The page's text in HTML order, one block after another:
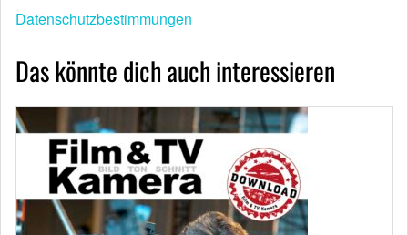
Datenschutzbestimmungen
Das könnte dich auch interessieren